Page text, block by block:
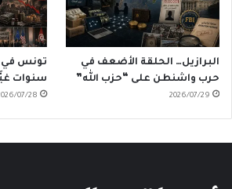
البرازيل… الحلقة الأضعف في
حرب واشنطن على “حزب الله”
2026/07/29
تونس
سنوات
07/28